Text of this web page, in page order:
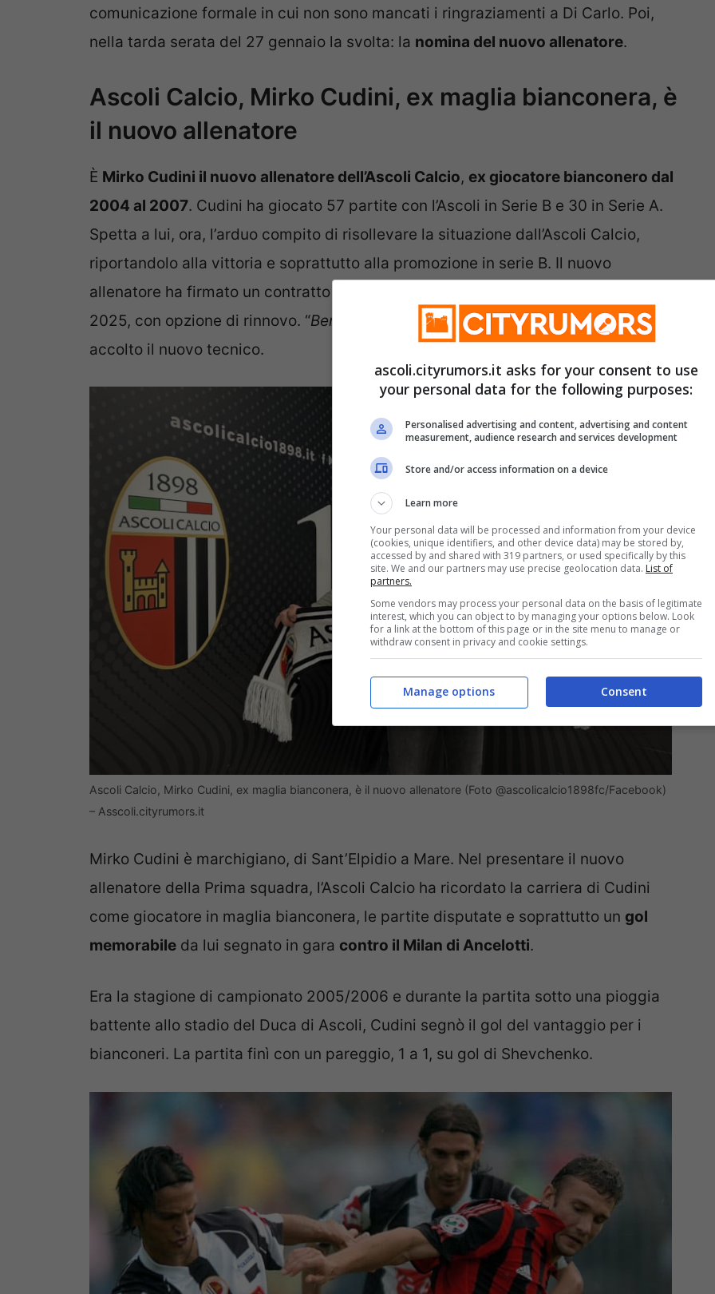
comunicazione formale in cui non sono mancati i ringraziamenti a Di Carlo. Poi,
nella tarda serata del 27 gennaio la svolta: la nomina del nuovo allenatore.
Ascoli Calcio, Mirko Cudini, ex maglia bianconera, è
il nuovo allenatore
È Mirko Cudini il nuovo allenatore dell’Ascoli Calcio, ex giocatore bianconero dal
2004 al 2007. Cudini ha giocato 57 partite con l’Ascoli in Serie B e 30 in Serie A.
Spetta a lui, ora, l’arduo compito di risollevare la situazione dall’Ascoli Calcio,
riportandolo alla vittoria e soprattutto alla promozione in serie B. Il nuovo
allenatore ha firmato un contratto di sei mesi con la società, fino fino al 30 giugno
2025, con opzione di rinnovo. “Bentornato
” è il messaggio con cui la società ha
accolto il nuovo tecnico.
Ascoli Calcio, Mirko Cudini, ex maglia bianconera, è il nuovo allenatore (Foto @ascolicalcio1898fc/Facebook)
– Asscoli.cityrumors.it
Mirko Cudini è marchigiano, di Sant’Elpidio a Mare. Nel presentare il nuovo
allenatore della Prima squadra, l’Ascoli Calcio ha ricordato la carriera di Cudini
come giocatore in maglia bianconera, le partite disputate e soprattutto un gol
memorabile da lui segnato in gara contro il Milan di Ancelotti.
Era la stagione di campionato 2005/2006 e durante la partita sotto una pioggia
battente allo stadio del Duca di Ascoli, Cudini segnò il gol del vantaggio per i
bianconeri. La partita finì con un pareggio, 1 a 1, su gol di Shevchenko.
ascoli.cityrumors.it asks for your consent to use
your personal data for the following purposes:
Personalised advertising and content, advertising and content
measurement, audience research and services development
Store and/or access information on a device
Learn more
Your personal data will be processed and information from your device
(cookies, unique identifiers, and other device data) may be stored by,
accessed by and shared with 319 partners, or used specifically by this
site. We and our partners may use precise geolocation data. List of
partners.
Some vendors may process your personal data on the basis of legitimate
interest, which you can object to by managing your options below. Look
for a link at the bottom of this page or in the site menu to manage or
withdraw consent in privacy and cookie settings.
Consent
Manage options